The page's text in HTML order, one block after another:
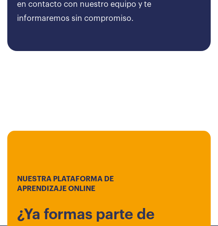
en contacto con nuestro equipo y te
informaremos sin compromiso.
NUESTRA PLATAFORMA DE
APRENDIZAJE ONLINE
¿Ya formas parte de